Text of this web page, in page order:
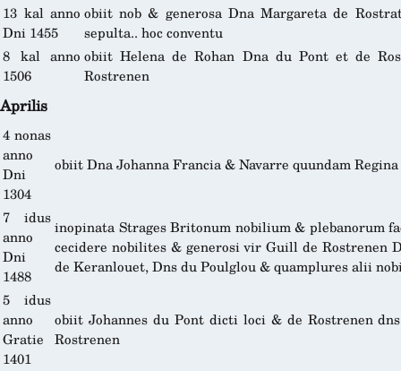
13 kal anno
Dni 1455
obiit nob & generosa Dna Margareta de
sepulta.. hoc conventu
8 kal anno
1506
obiit Helena de Rohan Dna du Pont et de
Rostrenen
Aprilis
4 nonas
anno
Dni
1304
obiit Dna Johanna Francia & Navarre quundam Regina
7 idus
anno
Dni
1488
inopinata Strages Britonum nobilium & plebanorum
cecidere nobilites & generosi vir Guill de Rostrenen
de Keranlouet, Dns du Poulglou & quamplures alii
5 idus
anno
Gratie
1401
obiit Johannes du Pont dicti loci & de Rostrenen
Rostrenen